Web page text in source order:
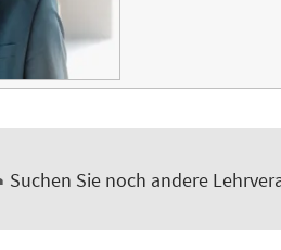
Suchen Sie noch andere